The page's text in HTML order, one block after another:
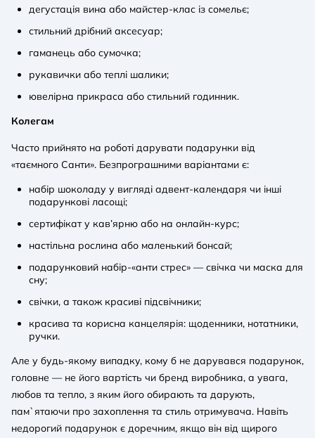
дегустація вина або майстер-клас із сомельє;
стильний дрібний аксесуар;
гаманець або сумочка;
рукавички або теплі шалики;
ювелірна прикраса або стильний годинник.
Колегам
Часто прийнято на роботі дарувати подарунки від
«таємного Санти». Безпрограшними варіантами є:
набір шоколаду у вигляді адвент-календаря чи інші
подарункові ласощі;
сертифікат у кав’ярню або на онлайн-курс;
настільна рослина або маленький бонсай;
подарунковий набір-«анти стрес» — свічка чи маска для
сну;
свічки, а також красиві підсвічники;
красива та корисна канцелярія: щоденники, нотатники,
ручки.
Але у будь-якому випадку, кому б не дарувався подарунок,
головне — не його вартість чи бренд виробника, а увага,
любов та тепло, з яким його обирають та дарують,
пам`ятаючи про захоплення та стиль отримувача. Навіть
недорогий подарунок є доречним, якщо він від щирого